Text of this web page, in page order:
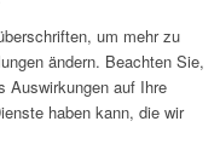
um mehr zu
ändern. Beachten Sie,
Auswirkungen auf Ihre
haben kann, die wir